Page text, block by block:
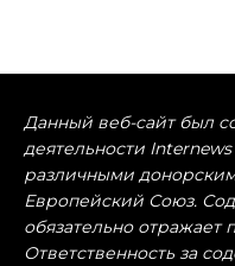
Данный веб-сайт был
деятельности
различными
Европейский Союз.
обязательно
Ответственность за